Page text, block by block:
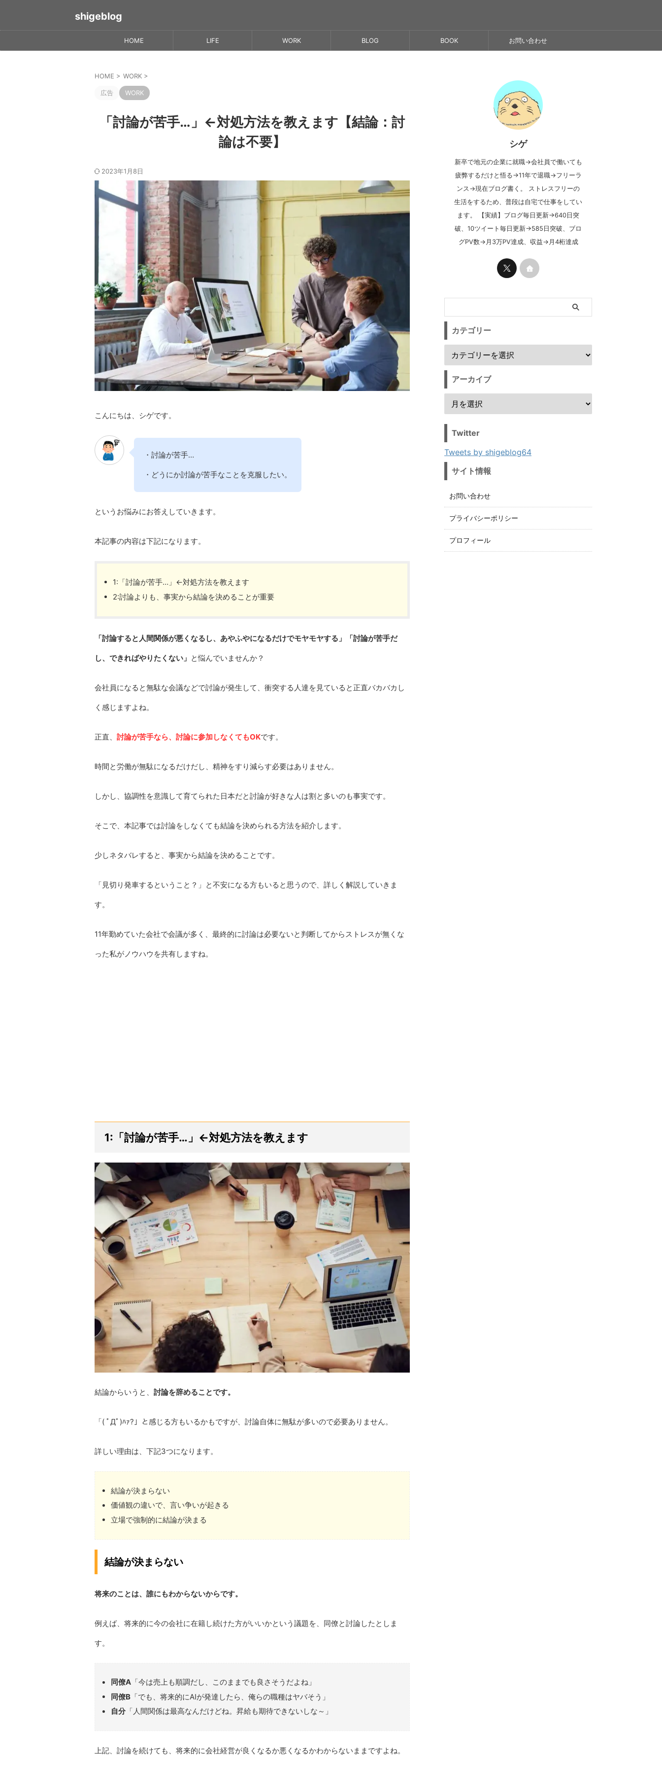
shigeblog
HOME LIFE WORK BLOG BOOK お問い合わせ
HOME > WORK >
広告 WORK
「討論が苦手…」←対処方法を教えます【結論：討
論は不要】
2023年1月8日
こんにちは、シゲです。
・討論が苦手…
・どうにか討論が苦手なことを克服したい。
というお悩みにお答えしていきます。
本記事の内容は下記になります。
1:「討論が苦手…」←対処方法を教えます
2:討論よりも、事実から結論を決めることが重要
「討論すると人間関係が悪くなるし、あやふやになるだけでモヤモヤする」「討論が苦手だ
し、できればやりたくない」 と悩んでいませんか？
会社員になると無駄な会議などで討論が発生して、衝突する人達を見ていると正直バカバカし
く感じますよね。
正直、 討論が苦手なら、討論に参加しなくてもOKです。
時間と労働が無駄になるだけだし、精神をすり減らす必要はありません。
しかし、協調性を意識して育てられた日本だと討論が好きな人は割と多いのも事実です。
そこで、本記事では討論をしなくても結論を決められる方法を紹介します。
少しネタバレすると、事実から結論を決めることです。
「見切り発車するということ？」と不安になる方もいると思うので、詳しく解説していきま
す。
11年勤めていた会社で会議が多く、最終的に討論は必要ないと判断してからストレスが無くな
った私がノウハウを共有しますね。
1:「討論が苦手…」←対処方法を教えます
結論からいうと、 討論を辞めることです。
「( ﾟДﾟ)ﾊｧ?」と感じる方もいるかもですが、討論自体に無駄が多いので必要ありません。
詳しい理由は、下記3つになります。
結論が決まらない
価値観の違いで、言い争いが起きる
立場で強制的に結論が決まる
結論が決まらない
将来のことは、誰にもわからないからです。
例えば、将来的に今の会社に在籍し続けた方がいいかという議題を、同僚と討論したとしま
す。
同僚A 「今は売上も順調だし、このままでも良さそうだよね」
同僚B 「でも、将来的にAIが発達したら、俺らの職種はヤバそう」
自分 「人間関係は最高なんだけどね。昇給も期待できないしな～」
上記、討論を続けても、将来的に会社経営が良くなるか悪くなるかわからないままですよね。
シゲ
新卒で地元の企業に就職→会社員で働いても
疲弊するだけと悟る→11年で退職→フリーラ
ンス→現在ブログ書く。 ストレスフリーの
生活をするため、普段は自宅で仕事をしてい
ます。 【実績】ブログ毎日更新→640日突
破、10ツイート毎日更新→585日突破、ブロ
グPV数→月3万PV達成、収益→月4桁達成
カテゴリー
アーカイブ
Twitter
Tweets by shigeblog64
サイト情報
お問い合わせ
プライバシーポリシー
プロフィール